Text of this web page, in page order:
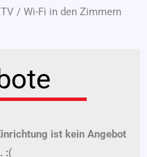
TV / Wi-Fi in den Zimmern
ist kein Angebot
:(